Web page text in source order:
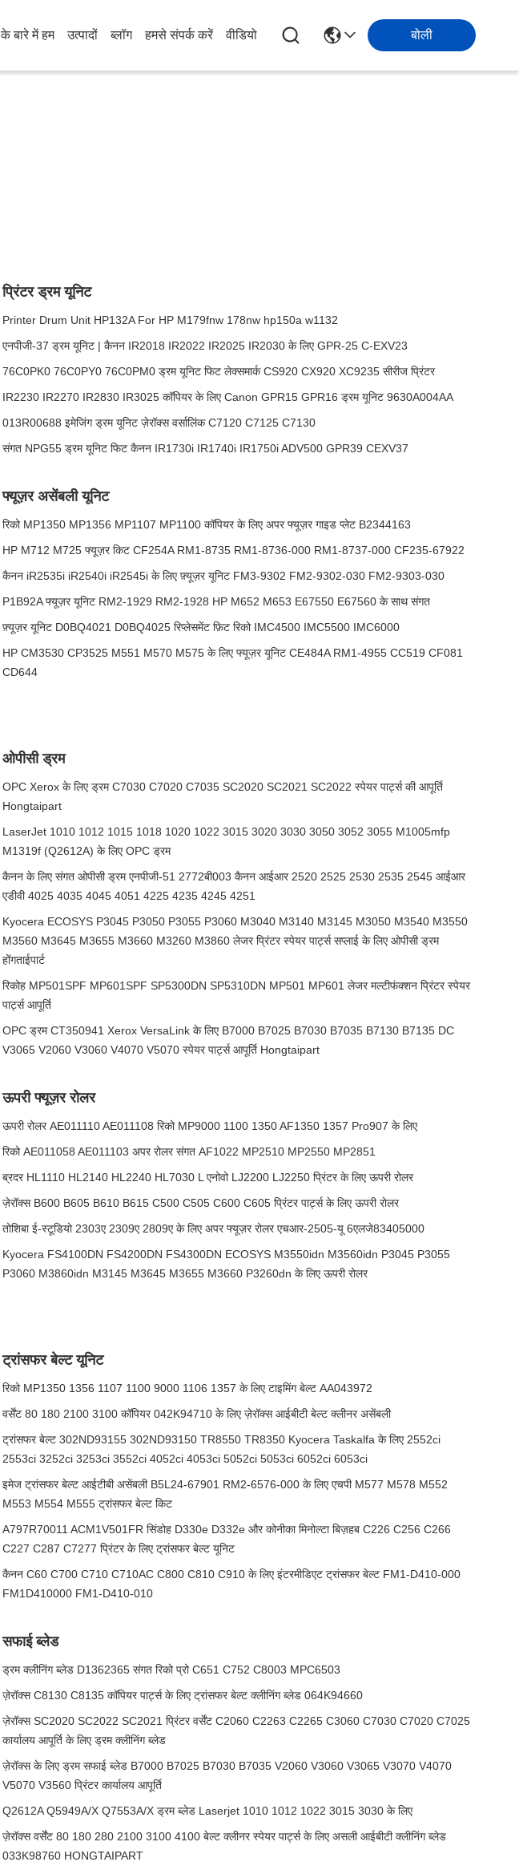
के बारे में हम उत्पादों ब्लॉग हमसे संपर्क करें वीडियो बोली
प्रिंटर ड्रम यूनिट
Printer Drum Unit HP132A For HP M179fnw 178nw hp150a w1132
एनपीजी-37 ड्रम यूनिट | कैनन IR2018 IR2022 IR2025 IR2030 के लिए GPR-25 C-EXV23
76C0PK0 76C0PY0 76C0PM0 ड्रम यूनिट फिट लेक्समार्क CS920 CX920 XC9235 सीरीज प्रिंटर
IR2230 IR2270 IR2830 IR3025 कॉपियर के लिए Canon GPR15 GPR16 ड्रम यूनिट 9630A004AA
013R00688 इमेजिंग ड्रम यूनिट ज़ेरॉक्स वर्सालिंक C7120 C7125 C7130
संगत NPG55 ड्रम यूनिट फिट कैनन IR1730i IR1740i IR1750i ADV500 GPR39 CEXV37
फ्यूज़र असेंबली यूनिट
रिको MP1350 MP1356 MP1107 MP1100 कॉपियर के लिए अपर फ्यूज़र गाइड प्लेट B2344163
HP M712 M725 फ्यूज़र किट CF254A RM1-8735 RM1-8736-000 RM1-8737-000 CF235-67922
कैनन iR2535i iR2540i iR2545i के लिए फ़्यूज़र यूनिट FM3-9302 FM2-9302-030 FM2-9303-030
P1B92A फ्यूज़र यूनिट RM2-1929 RM2-1928 HP M652 M653 E67550 E67560 के साथ संगत
फ़्यूज़र यूनिट D0BQ4021 D0BQ4025 रिप्लेसमेंट फ़िट रिको IMC4500 IMC5500 IMC6000
HP CM3530 CP3525 M551 M570 M575 के लिए फ्यूज़र यूनिट CE484A RM1-4955 CC519 CF081
CD644
ओपीसी ड्रम
OPC Xerox के लिए ड्रम C7030 C7020 C7035 SC2020 SC2021 SC2022 स्पेयर पार्ट्स की आपूर्ति
Hongtaipart
LaserJet 1010 1012 1015 1018 1020 1022 3015 3020 3030 3050 3052 3055 M1005mfp
M1319f (Q2612A) के लिए OPC ड्रम
कैनन के लिए संगत ओपीसी ड्रम एनपीजी-51 2772बी003 कैनन आईआर 2520 2525 2530 2535 2545 आईआर
एडीवी 4025 4035 4045 4051 4225 4235 4245 4251
Kyocera ECOSYS P3045 P3050 P3055 P3060 M3040 M3140 M3145 M3050 M3540 M3550
M3560 M3645 M3655 M3660 M3260 M3860 लेजर प्रिंटर स्पेयर पार्ट्स सप्लाई के लिए ओपीसी ड्रम
होंगताईपार्ट
रिकोह MP501SPF MP601SPF SP5300DN SP5310DN MP501 MP601 लेजर मल्टीफंक्शन प्रिंटर स्पेयर
पार्ट्स आपूर्ति
OPC ड्रम CT350941 Xerox VersaLink के लिए B7000 B7025 B7030 B7035 B7130 B7135 DC
V3065 V2060 V3060 V4070 V5070 स्पेयर पार्ट्स आपूर्ति Hongtaipart
ऊपरी फ्यूज़र रोलर
ऊपरी रोलर AE011110 AE011108 रिको MP9000 1100 1350 AF1350 1357 Pro907 के लिए
रिको AE011058 AE011103 अपर रोलर संगत AF1022 MP2510 MP2550 MP2851
ब्रदर HL1110 HL2140 HL2240 HL7030 L एनोवो LJ2200 LJ2250 प्रिंटर के लिए ऊपरी रोलर
ज़ेरॉक्स B600 B605 B610 B615 C500 C505 C600 C605 प्रिंटर पार्ट्स के लिए ऊपरी रोलर
तोशिबा ई-स्टूडियो 2303ए 2309ए 2809ए के लिए अपर फ्यूज़र रोलर एचआर-2505-यू 6एलजे83405000
Kyocera FS4100DN FS4200DN FS4300DN ECOSYS M3550idn M3560idn P3045 P3055
P3060 M3860idn M3145 M3645 M3655 M3660 P3260dn के लिए ऊपरी रोलर
ट्रांसफर बेल्ट यूनिट
रिको MP1350 1356 1107 1100 9000 1106 1357 के लिए टाइमिंग बेल्ट AA043972
वर्सेंट 80 180 2100 3100 कॉपियर 042K94710 के लिए ज़ेरॉक्स आईबीटी बेल्ट क्लीनर असेंबली
ट्रांसफर बेल्ट 302ND93155 302ND93150 TR8550 TR8350 Kyocera Taskalfa के लिए 2552ci
2553ci 3252ci 3253ci 3552ci 4052ci 4053ci 5052ci 5053ci 6052ci 6053ci
इमेज ट्रांसफर बेल्ट आईटीबी असेंबली B5L24-67901 RM2-6576-000 के लिए एचपी M577 M578 M552
M553 M554 M555 ट्रांसफर बेल्ट किट
A797R70011 ACM1V501FR सिंडोह D330e D332e और कोनीका मिनोल्टा बिज़हब C226 C256 C266
C227 C287 C7277 प्रिंटर के लिए ट्रांसफर बेल्ट यूनिट
कैनन C60 C700 C710 C710AC C800 C810 C910 के लिए इंटरमीडिएट ट्रांसफर बेल्ट FM1-D410-000
FM1D410000 FM1-D410-010
सफाई ब्लेड
ड्रम क्लीनिंग ब्लेड D1362365 संगत रिको प्रो C651 C752 C8003 MPC6503
ज़ेरॉक्स C8130 C8135 कॉपियर पार्ट्स के लिए ट्रांसफर बेल्ट क्लीनिंग ब्लेड 064K94660
ज़ेरॉक्स SC2020 SC2022 SC2021 प्रिंटर वर्सेंट C2060 C2263 C2265 C3060 C7030 C7020 C7025
कार्यालय आपूर्ति के लिए ड्रम क्लीनिंग ब्लेड
ज़ेरॉक्स के लिए ड्रम सफाई ब्लेड B7000 B7025 B7030 B7035 V2060 V3060 V3065 V3070 V4070
V5070 V3560 प्रिंटर कार्यालय आपूर्ति
Q2612A Q5949A/X Q7553A/X ड्रम ब्लेड Laserjet 1010 1012 1022 3015 3030 के लिए
ज़ेरॉक्स वर्सेंट 80 180 280 2100 3100 4100 बेल्ट क्लीनर स्पेयर पार्ट्स के लिए असली आईबीटी क्लीनिंग ब्लेड
033K98760 HONGTAIPART